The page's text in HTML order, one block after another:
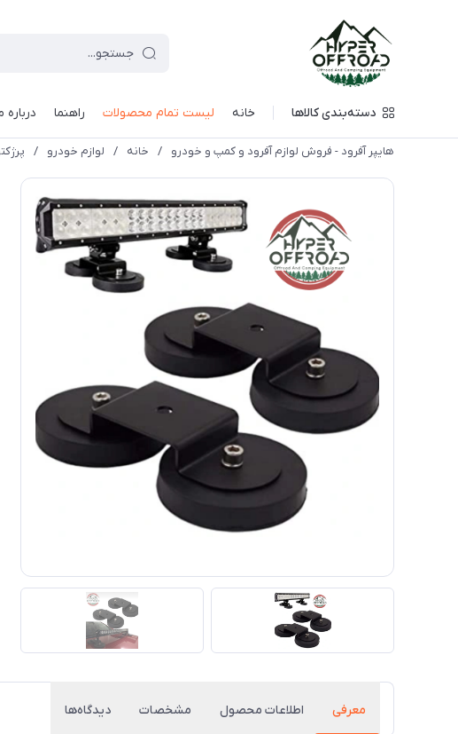
دسته‌بندی کالاها خانه لیست تمام محصولات راهنما درباره
هایپر آفرود - فروش لوازم آفرود و کمپ و خودرو / خانه / لوازم خودرو /
معرفی اطلاعات محصول مشخصات دیدگاه‌ها